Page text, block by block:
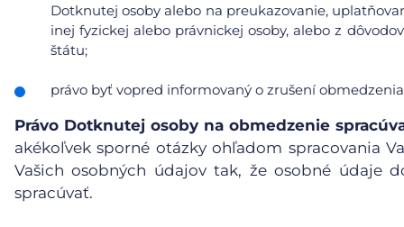
Dotknutej osoby alebo na preukazovanie,
inej fyzickej alebo právnickej osoby, alebo z
štátu;
právo byť vopred informovaný o zrušení
Právo Dotknutej osoby na obmedzenie
akékoľvek sporné otázky ohľadom spracovania
Vašich osobných údajov tak, že osobné
spracúvať.